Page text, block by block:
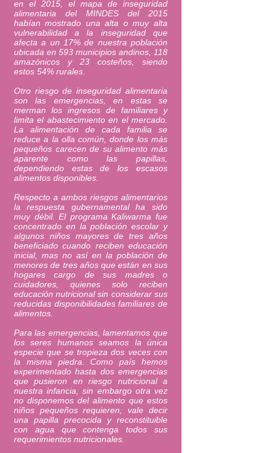
en el 2015, el mapa de inseguridad
alimentaria del MINDES del 2015
habían mostrado una alta o muy alta
vulnerabilidad a la inseguridad que
afecta a un 17% de nuestra población
ubicada en 593 municipios andinos, 118
amazónicos y 23 costeños, siendo
estos 54% rurales.
Otro riesgo de inseguridad alimentaria
son las emergencias, en estas se
merman los ingresos de familiares y
limita el abastecimiento en el mercado.
La alimentación de cada familia se
reduce a la olla común, donde los más
pequeños carecen de su alimento más
aparente como las papillas,
dependiendo estas de los escasos
alimentos disponibles.
Respecto a ambos riesgos alimentarios
la respuesta gubernamental ha sido
muy débil. El programa Kaliwarma fue
concentrado en la población escolar y
algunos niños mayores de tres años
beneficiado cuando reciben educación
inicial, mas no así en la población de
menores de tres años que están en sus
hogares cargo de sus madres o
cuidadores, quienes solo reciben
educación nutricional sin considerar sus
reducidas disponibilidades familiares de
alimentos.
Para las emergencias, lamentamos que
los seres humanos seamos la única
especie que se tropieza dos veces con
la misma piedra. Como país hemos
experimentado hasta dos emergencias
que pusieron en riesgo nutricional a
nuestra infancia, sin embargo otra vez
no disponemos del alimento que estos
niños pequeños requieren, vale decir
una papilla precocida y reconstituible
con agua que contenga todos sus
requerimientos nutricionales.